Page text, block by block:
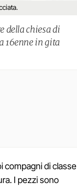
della chiesa di
16enne in gita
compagni di classe
I pezzi sono